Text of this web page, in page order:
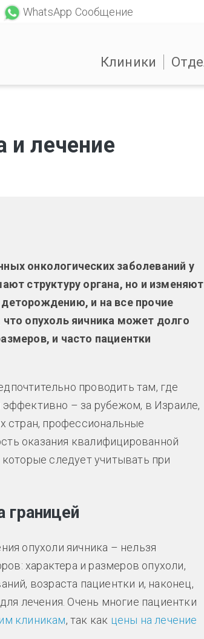
WhatsApp Сообщение
Клиники
и лечение
онкологических заболеваний у
структуру органа, но и изменяют
и на все прочие
опухоль яичника может долго
и часто пациентки
проводить там, где
– за рубежом, в Израиле,
стран, профессиональные
оказания квалифицированной
следует учитывать при
границей
опухоли яичника – нельзя
характера и размеров опухоли,
возраста пациентки и, наконец,
лечения. Очень многие пациентки
клиникам, так как цены на лечение